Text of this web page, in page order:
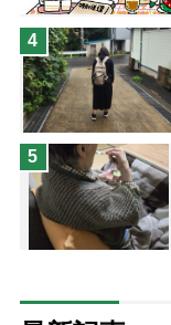
4
5